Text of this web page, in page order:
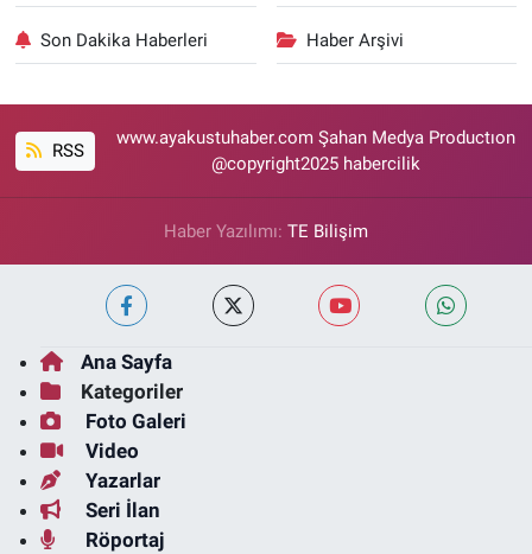
Son Dakika Haberleri Haber Arşivi
RSS
www.ayakustuhaber.com Şahan Medya Productıon
@copyright2025 habercilik
Haber Yazılımı: TE Bilişim
Ana Sayfa
Kategoriler
Foto Galeri
Video
Yazarlar
Seri İlan
Röportaj